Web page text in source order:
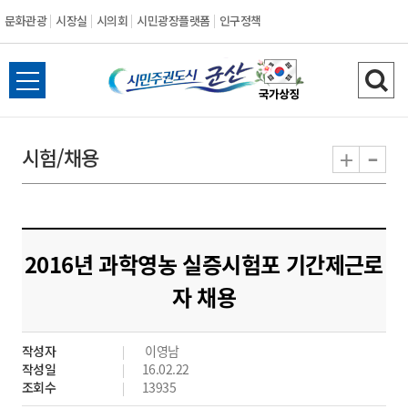
문화관광 시장실 시의회 시민광장플랫폼 인구정책
시
민
도
시
군
산
전
체
뉴
열
검
색
기
시험/채용 + -
2016년 과학영농 실증시험포 기간제근로
자 채용
작성자
이영남
작성일
16.02.22
조회수
13935